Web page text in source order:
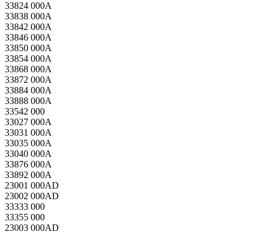
33824 000A
33838 000A
33842 000A
33846 000A
33850 000A
33854 000A
33868 000A
33872 000A
33884 000A
33888 000A
33542 000
33027 000A
33031 000A
33035 000A
33040 000A
33876 000A
33892 000A
23001 000AD
23002 000AD
33333 000
33355 000
23003 000AD